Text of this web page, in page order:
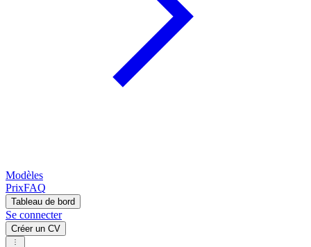
Modèles
PrixFAQ
Tableau de bord
Se connecter
Créer un CV